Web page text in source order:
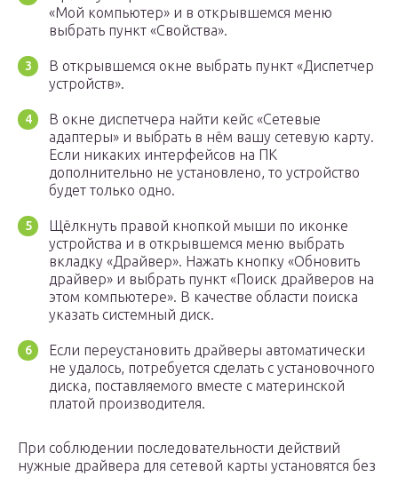
«Мой компьютер» и в открывшемся меню
выбрать пункт «Свойства».
В открывшемся окне выбрать пункт «Диспетчер
устройств».
В окне диспетчера найти кейс «Сетевые
адаптеры» и выбрать в нём вашу сетевую карту.
Если никаких интерфейсов на ПК
дополнительно не установлено, то устройство
будет только одно.
Щёлкнуть правой кнопкой мыши по иконке
устройства и в открывшемся меню выбрать
вкладку «Драйвер». Нажать кнопку «Обновить
драйвер» и выбрать пункт «Поиск драйверов на
этом компьютере». В качестве области поиска
указать системный диск.
Если переустановить драйверы автоматически
не удалось, потребуется сделать с установочного
диска, поставляемого вместе с материнской
платой производителя.
При соблюдении последовательности действий
нужные драйвера для сетевой карты установятся без